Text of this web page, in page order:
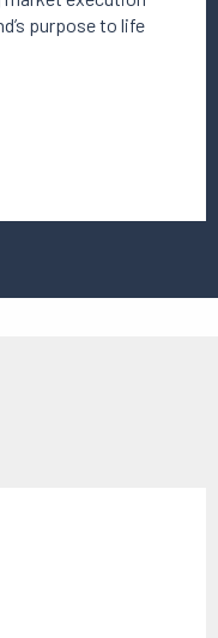
purpose to life